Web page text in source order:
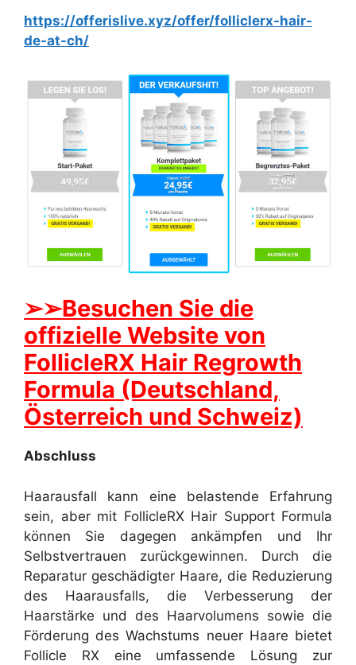
https://offerislive.xyz/offer/folliclerx-hair-
de-at-ch/
➢➢Besuchen Sie die
offizielle Website von
FollicleRX Hair Regrowth
Formula (Deutschland,
Österreich und Schweiz)
Abschluss
Haarausfall kann eine belastende Erfahrung
sein, aber mit FollicleRX Hair Support Formula
können Sie dagegen ankämpfen und Ihr
Selbstvertrauen zurückgewinnen. Durch die
Reparatur geschädigter Haare, die Reduzierung
des Haarausfalls, die Verbesserung der
Haarstärke und des Haarvolumens sowie die
Förderung des Wachstums neuer Haare bietet
Follicle RX eine umfassende Lösung zur